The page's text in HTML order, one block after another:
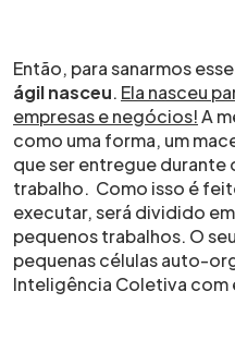
Então, para sanarmos
ágil nasceu. Ela nasceu
empresas e negócios!A
como uma forma, um
que ser entregue
trabalho. Como isso é
executar, será dividido
pequenos trabalhos. O
pequenas células auto-
Inteligência Coletiva com